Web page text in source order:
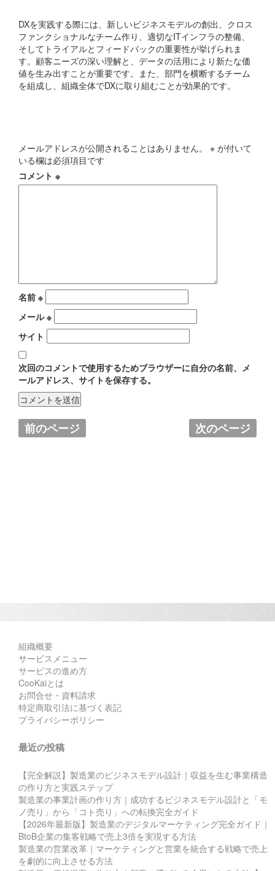
DXを実践する際には、新しいビジネスモデルの創出、クロス
ファンクショナルなチーム作り、適切なITインフラの整備、
そしてトライアルとフィードバックの重要性が挙げられま
す。顧客ニーズの深い理解と、データの活用により新たな価
値を生み出すことが重要です。また、部門を横断するチーム
を組成し、組織全体でDXに取り組むことが効果的です。
メールアドレスが公開されることはありません。 ※ が付いて
いる欄は必須項目です
コメント ※
名前 ※
メール※
サイト
次回のコメントで使用するためブラウザーに自分の名前、メ
ールアドレス、サイトを保存する。
前のページ 次のページ
組織概要
サービスメニュー
サービスの進め方
CooKaiとは
お問合せ・資料請求
特定商取引法に基づく表記
プライバシーポリシー
最近の投稿
【完全解説】製造業のビジネスモデル設計｜収益を生む事業構造
の作り方と実践ステップ
製造業の事業計画の作り方｜成功するビジネスモデル設計と「モ
ノ売り」から「コト売り」への転換完全ガイド
【2026年最新版】製造業のデジタルマーケティング完全ガイド｜
BtoB企業の集客戦略で売上3倍を実現する方法
製造業の営業改革｜マーケティングと営業を統合する戦略で売上
を劇的に向上させる方法